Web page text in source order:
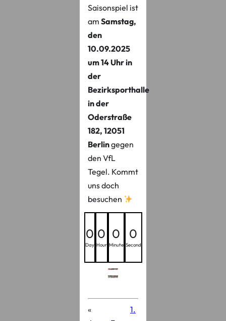
Saisonspiel ist
am Samstag,
den
10.09.2025
um 14 Uhr in
der
Bezirksporthalle
in der
Oderstraße
182, 12051
Berlingegen
den VfL
Tegel. Kommt
uns doch
besuchen
0
Day
0
Hour
0
Minute
0
Second
«
1.